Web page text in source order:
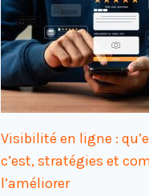
Visibilité en ligne :
c’est, stratégies et
l’améliorer